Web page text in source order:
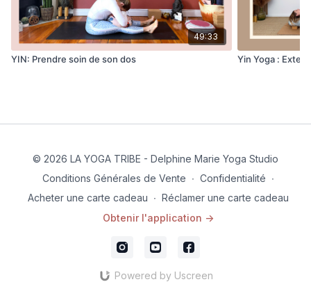
49:33
YIN: Prendre soin de son dos Yin Yoga :
© 2026 LA YOGA TRIBE - Delphine Marie Yoga Studio
Conditions Générales de Vente ∙ Confidentialité ∙
Acheter une carte cadeau ∙ Réclamer une carte cadeau
Obtenir l'application ->
Powered by Uscreen